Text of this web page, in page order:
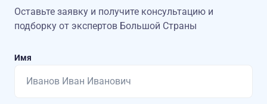
Оставьте заявку и получите консультацию и
подборку от экспертов Большой Страны
Имя